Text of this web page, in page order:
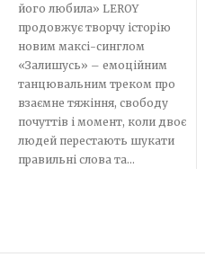
його любила» LEROY
продовжує творчу історію
новим максі-синглом
«Залишусь» – емоційним
танцювальним треком про
взаємне тяжіння, свободу
почуттів і момент, коли двоє
людей перестають шукати
правильні слова та...